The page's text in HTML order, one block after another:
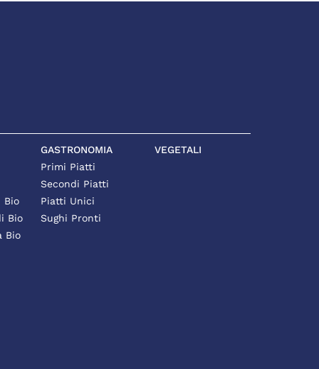
Bio
Bio
Bio
GASTRONOMIA
Primi Piatti
Secondi Piatti
Piatti Unici
Sughi Pronti
VEGETALI